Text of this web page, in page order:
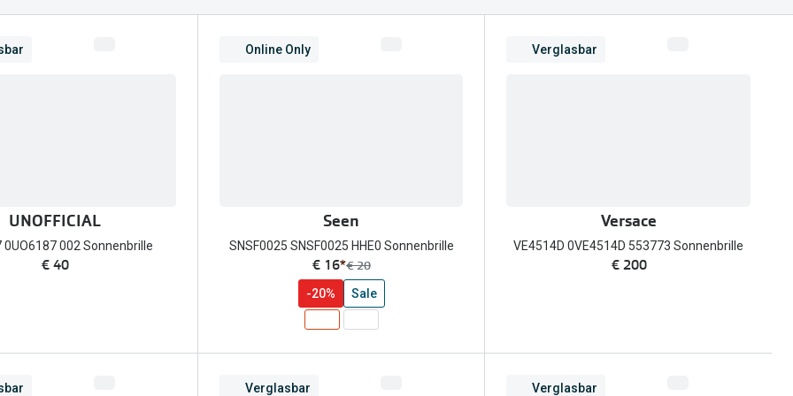
FreshLook®
UNOFFICIAL
0UO6187 002 Sonnenbrille
€ 40
Online Only
Seen
SNSF0025 SNSF0025 HHE0 Sonnenbrille
jetzt:
€ 16*Vorher:
€ 20
-20% Sale
Verglasbar
Versace
VE4514D 0VE4514D 553773 Sonnenbrille
€ 200
Verglasbar Verglasbar